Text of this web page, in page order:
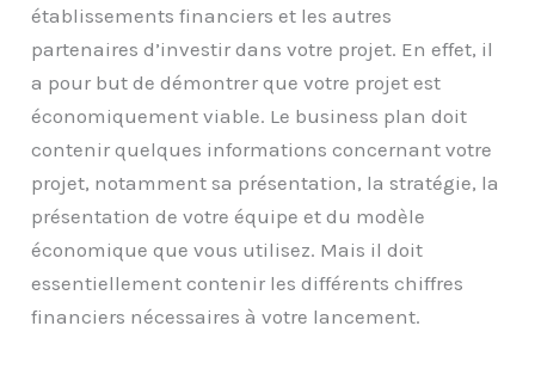
établissements financiers et les autres
partenaires d’investir dans votre projet. En effet, il
a pour but de démontrer que votre projet est
économiquement viable. Le business plan doit
contenir quelques informations concernant votre
projet, notamment sa présentation, la stratégie, la
présentation de votre équipe et du modèle
économique que vous utilisez. Mais il doit
essentiellement contenir les différents chiffres
financiers nécessaires à votre lancement.